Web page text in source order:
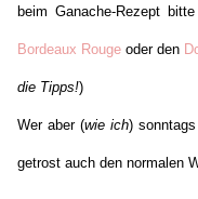
beim Ganache-Rezept
Bordeaux Rouge oder den
die Tipps!)
Wer aber (wie ich)
getrost auch den normalen